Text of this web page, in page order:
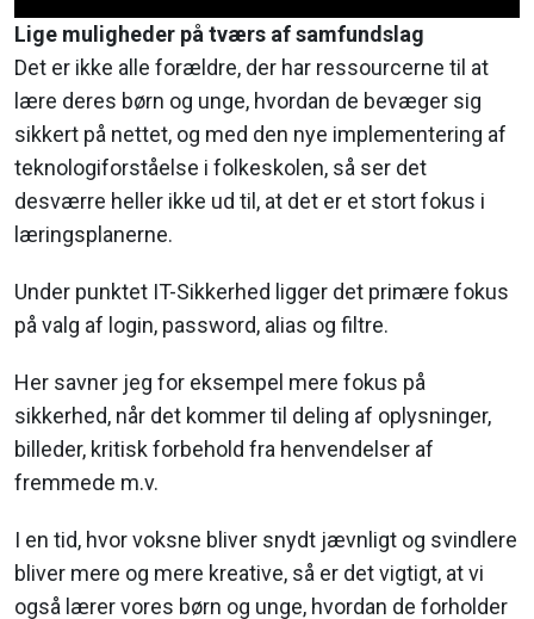
Lige muligheder på tværs af samfundslag
Det er ikke alle forældre, der har ressourcerne til at
lære deres børn og unge, hvordan de bevæger sig
sikkert på nettet, og med den nye implementering af
teknologiforståelse i folkeskolen, så ser det
desværre heller ikke ud til, at det er et stort fokus i
læringsplanerne.
Under punktet IT-Sikkerhed ligger det primære fokus
på valg af login, password, alias og filtre.
Her savner jeg for eksempel mere fokus på
sikkerhed, når det kommer til deling af oplysninger,
billeder, kritisk forbehold fra henvendelser af
fremmede m.v.
I en tid, hvor voksne bliver snydt jævnligt og svindlere
bliver mere og mere kreative, så er det vigtigt, at vi
også lærer vores børn og unge, hvordan de forholder